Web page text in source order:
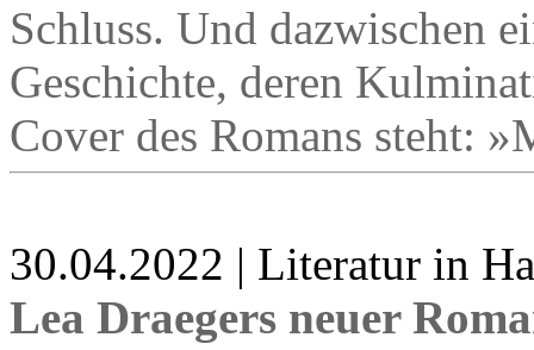
Schluss. Und dazwischen
Geschichte, deren
Cover des Romans steht:
30.04.2022 | Literatur in
Lea Draegers neuer